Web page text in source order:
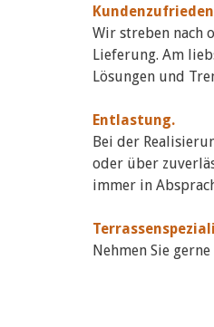
Wir streben nach
Lieferung. Am
Lösungen und
Entlastung.
Bei der
oder über
immer in
Nehmen Sie